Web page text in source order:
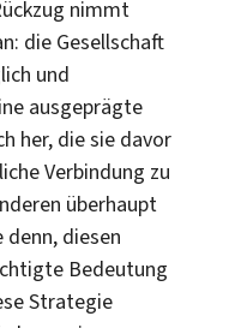
nimmt
die Gesellschaft
und
ausgeprägte
her, die sie davor
Verbindung zu
überhaupt
diesen
Bedeutung
Strategie